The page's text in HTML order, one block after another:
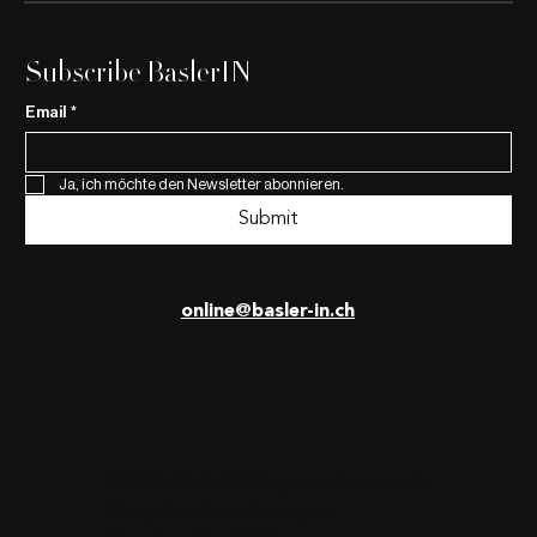
online@basler-in.ch
Subscribe BaslerIN
Email *
Ja, ich möchte den Newsletter abonnieren.
Submit